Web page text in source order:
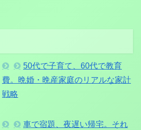
50代で子育て、60代で教育
費。晩婚・晩産家庭のリアルな家計
戦略
車で宿題、夜遅い帰宅。それ